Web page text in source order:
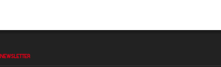
NEWSLETTER